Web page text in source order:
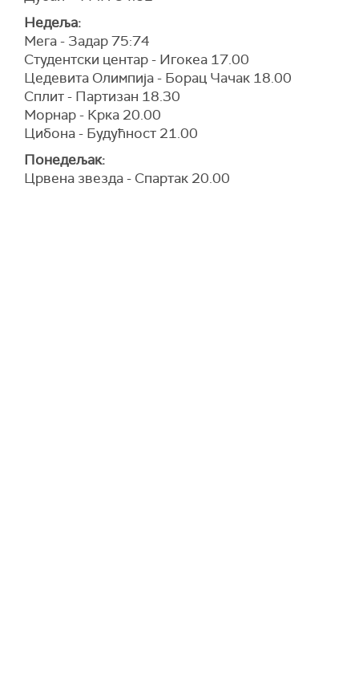
Недеља:
Мега - Задар 75:74
Студентски центар - Игокеа 17.00
Цедевита Олимпија - Борац Чачак 18.00
Сплит - Партизан 18.30
Морнар - Крка 20.00
Цибона - Будућност 21.00
Понедељак:
Црвена звезда - Спартак 20.00